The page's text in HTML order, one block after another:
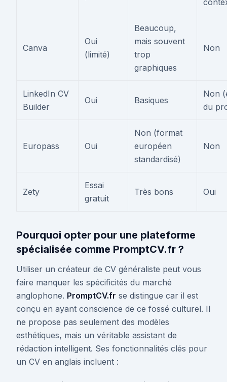
Canva
Oui
(limité)
Beaucoup,
mais souvent
trop
graphiques
Non
LinkedIn CV
Builder
Oui Basiques
Non
du
Europass Oui
Non (format
européen
standardisé)
Non
Zety
Essai
gratuit
Très bons Oui
Pourquoi opter pour une plateforme
spécialisée comme PromptCV.fr ?
Utiliser un créateur de CV généraliste peut vous
faire manquer les spécificités du marché
anglophone. PromptCV.fr se distingue car il est
conçu en ayant conscience de ce fossé culturel. Il
ne propose pas seulement des modèles
esthétiques, mais un véritable assistant de
rédaction intelligent. Ses fonctionnalités clés pour
un CV en anglais incluent :